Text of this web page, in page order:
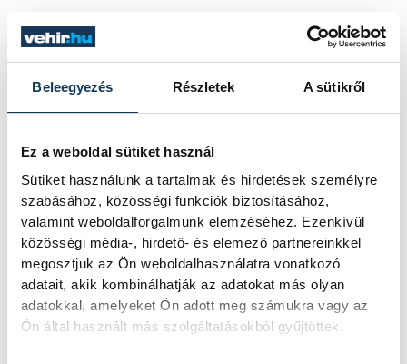
Beleegyezés Részletek A sütikről
Ez a weboldal sütiket használ
Sütiket használunk a tartalmak és hirdetések személyre
szabásához, közösségi funkciók biztosításához,
valamint weboldalforgalmunk elemzéséhez. Ezenkívül
közösségi média-, hirdető- és elemező partnereinkkel
megosztjuk az Ön weboldalhasználatra vonatkozó
adatait, akik kombinálhatják az adatokat más olyan
adatokkal, amelyeket Ön adott meg számukra vagy az
Ön által használt más szolgáltatásokból gyűjtöttek.
vehir.hu